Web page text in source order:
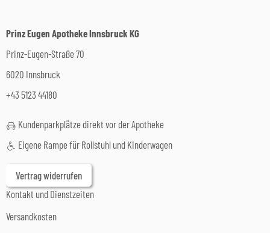
Prinz Eugen Apotheke Innsbruck KG
Prinz-Eugen-Straße 70
6020 Innsbruck
+43 5123 44180
Kundenparkplätze direkt vor der Apotheke
Eigene Rampe für Rollstuhl und Kinderwagen
Vertrag widerrufen
Kontakt und Dienstzeiten
Versandkosten